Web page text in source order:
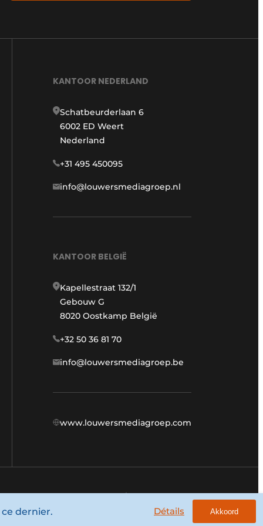
KANTOOR NEDERLAND
Schatbeurderlaan 6
6002 ED Weert
Nederland
+31 495 450095
info@louwersmediagroep.nl
KANTOOR BELGIË
Kapellestraat 132/1
Gebouw G
8020 Oostkamp België
+32 50 36 81 70
info@louwersmediagroep.be
www.louwersmediagroep.com
Termes et conditions Privacy / Cookie statement
dernier. Détails Akkoord